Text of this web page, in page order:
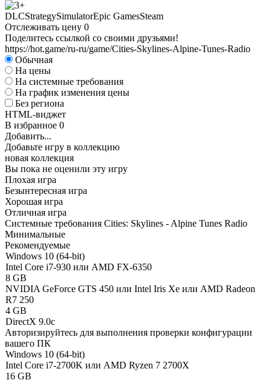
DLCStrategySimulatorEpic GamesSteam
Отслеживать цену 0
Поделитесь ссылкой со своими друзьями!
https://hot.game/ru-ru/game/Cities-Skylines-Alpine-Tunes-Radio
Обычная
На цены
На системные требования
На график изменения цены
Без региона
HTML-виджет
В избранное 0
Добавить...
Добавьте игру в коллекцию
новая коллекция
Вы пока не оценили эту игру
Плохая игра
Безынтересная игра
Хорошая игра
Отличная игра
Системные требования Cities: Skylines - Alpine Tunes Radio
Минимальные
Рекомендуемые
Windows 10 (64-bit)
Intel Core i7-930 или AMD FX-6350
8 GB
NVIDIA GeForce GTS 450 или Intel Iris Xe или AMD Radeon
R7 250
4 GB
DirectX 9.0c
Авторизируйтесь для выполнения проверки конфигурации
вашего ПК
Windows 10 (64-bit)
Intel Core i7-2700K или AMD Ryzen 7 2700X
16 GB